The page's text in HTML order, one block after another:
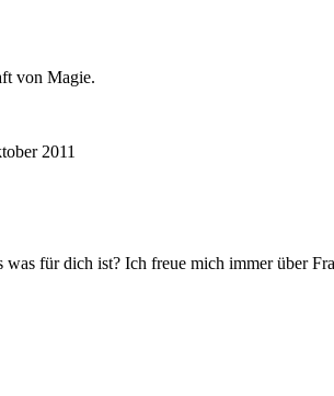
von Magie.
2011
was für dich ist? Ich freue mich immer über